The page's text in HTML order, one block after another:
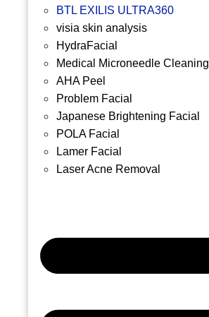
BTL EXILIS ULTRA360
visia skin analysis
HydraFacial
Medical Microneedle Cleaning
AHA Peel
Problem Facial
Japanese Brightening Facial
POLA Facial
Lamer Facial
Laser Acne Removal